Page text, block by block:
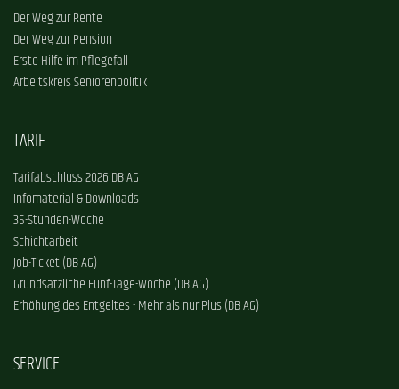
Der Weg zur Rente
Der Weg zur Pension
Erste Hilfe im Pflegefall
Arbeitskreis Seniorenpolitik
TARIF
Tarifabschluss 2026 DB AG
Infomaterial & Downloads
35-Stunden-Woche
Schichtarbeit
Job-Ticket (DB AG)
Grundsätzliche Fünf-Tage-Woche (DB AG)
Erhöhung des Entgeltes - Mehr als nur Plus (DB AG)
SERVICE